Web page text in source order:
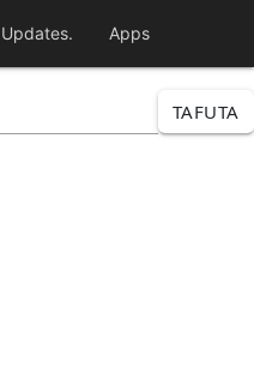
Updates. Apps
TAFUTA